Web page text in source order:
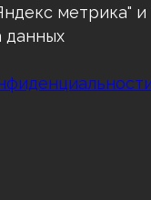
метрика" и
данных